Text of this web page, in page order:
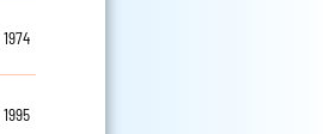
1974
1995